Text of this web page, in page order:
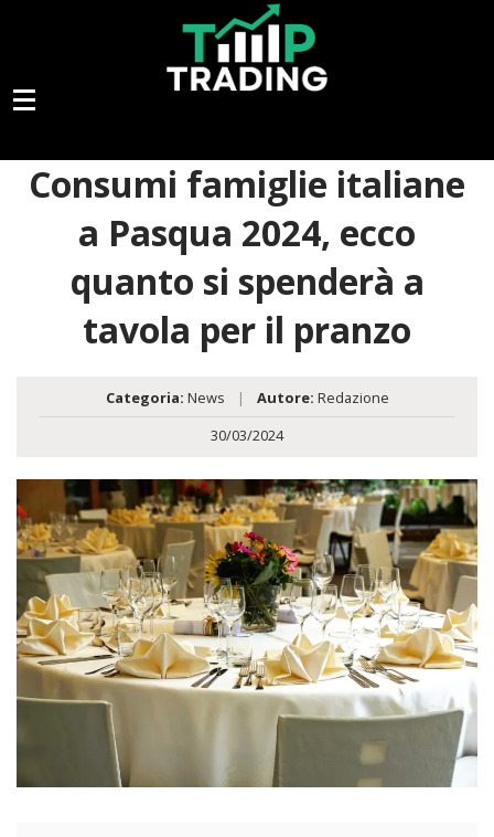
Consumi famiglie italiane
a Pasqua 2024, ecco
quanto si spenderà a
tavola per il pranzo
Categoria: News | Autore: Redazione
30/03/2024